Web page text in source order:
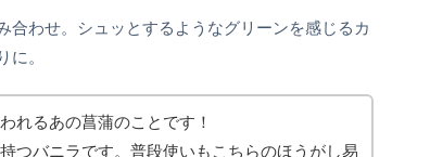
わせ。シュッとするようなグリーンを感じるカ
。
れるあの菖蒲のことです！
つバニラです。普段使いもこちらのほうがし易